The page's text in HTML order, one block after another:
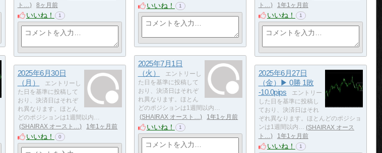
ト…
8ヶ月前
いいね！ 1
いいね！ 1
ト…
1年1ヶ月前
いいね！ 1
2025年7月1日
（火）
エントリーし
た日を基準に投稿して
おり、決済日はそれぞ
れ異なります。ほとん
どのポジションは1週間以内…
SHAIRAX オースト…
1年1ヶ月前
いいね！ 1
2025年6月30日
（月）
エントリーし
た日を基準に投稿して
おり、決済日はそれぞ
れ異なります。ほとん
どのポジションは1週間以内…
SHAIRAX オースト…
1年1ヶ月前
いいね！ 0
2025年6月27日
（金）▶ 0勝 1敗
-10.0pips
エントリー
した日を基準に投稿し
ており、決済日はそれ
ぞれ異なります。ほとんどのポジショ
ンは1週間以内…
SHAIRAX オース
ト…
1年1ヶ月前
いいね！ 1